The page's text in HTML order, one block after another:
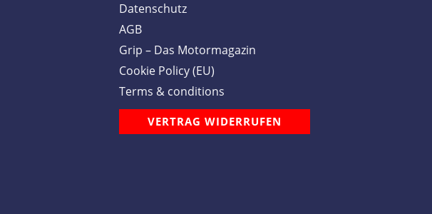
Datenschutz
AGB
Grip – Das Motormagazin
Cookie Policy (EU)
Terms & conditions
VERTRAG WIDERRUFEN